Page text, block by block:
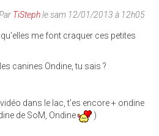
TiStephle sam 12/01/2013 à 12h05
me font craquer ces petites
canines Ondine, tu sais ?
dans le lac, t'es encore + ondine
de SoM, Ondine
)